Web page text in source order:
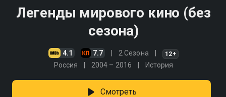
Легенды мирового кино (без
сезона)
4.1 7.7 2 Сезона 12+
Россия 2004 – 2016 История
Смотреть